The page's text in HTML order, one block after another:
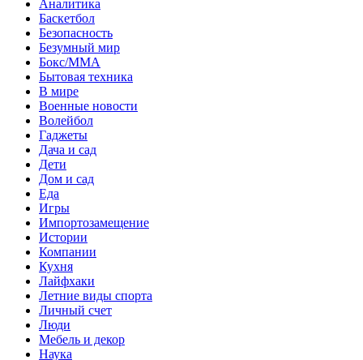
Аналитика
Баскетбол
Безопасность
Безумный мир
Бокс/MMA
Бытовая техника
В мире
Военные новости
Волейбол
Гаджеты
Дача и сад
Дети
Дом и сад
Еда
Игры
Импортозамещение
Истории
Компании
Кухня
Лайфхаки
Летние виды спорта
Личный счет
Люди
Мебель и декор
Наука